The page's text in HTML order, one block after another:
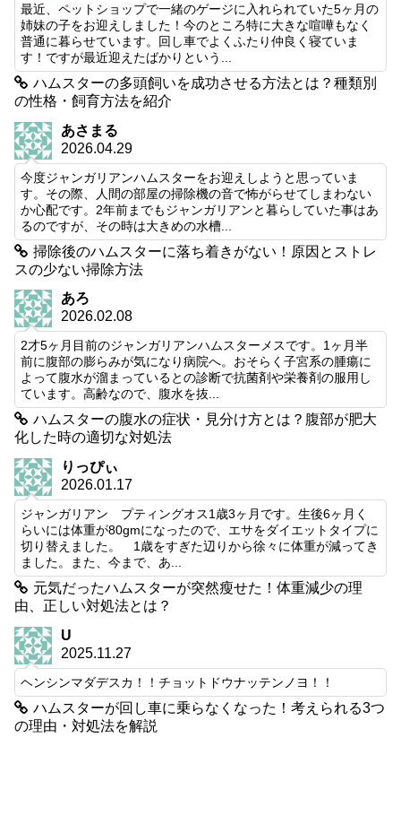
最近、ペットショップで一緒のゲージに入れられていた5ヶ月の
姉妹の子をお迎えしました！今のところ特に大きな喧嘩もなく
普通に暮らせています。回し車でよくふたり仲良く寝ていま
す！ですが最近迎えたばかりという...
ハムスターの多頭飼いを成功させる方法とは？種類別
の性格・飼育方法を紹介
あさまる
2026.04.29
今度ジャンガリアンハムスターをお迎えしようと思っていま
す。その際、人間の部屋の掃除機の音で怖がらせてしまわない
か心配です。2年前までもジャンガリアンと暮らしていた事はあ
るのですが、その時は大きめの水槽...
掃除後のハムスターに落ち着きがない！原因とストレ
スの少ない掃除方法
あろ
2026.02.08
2才5ヶ月目前のジャンガリアンハムスターメスです。1ヶ月半
前に腹部の膨らみが気になり病院へ。おそらく子宮系の腫瘍に
よって腹水が溜まっているとの診断で抗菌剤や栄養剤の服用し
ています。高齢なので、腹水を抜...
ハムスターの腹水の症状・見分け方とは？腹部が肥大
化した時の適切な対処法
りっぴぃ
2026.01.17
ジャンガリアン プティングオス1歳3ヶ月です。生後6ヶ月く
らいには体重が80gmになったので、エサをダイエットタイプに
切り替えました。 1歳をすぎた辺りから徐々に体重が減ってき
ました。また、今まで、あ...
元気だったハムスターが突然瘦せた！体重減少の理
由、正しい対処法とは？
U
2025.11.27
ヘンシンマダデスカ！！チョットドウナッテンノヨ！！
ハムスターが回し車に乗らなくなった！考えられる3つ
の理由・対処法を解説